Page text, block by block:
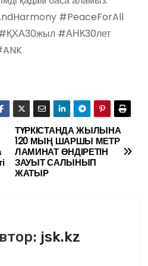
#PeaceForAll
#АНК30лет
ТҮРКІСТАНДА ЖЫЛЫНА
120 МЫҢ ШАРШЫ МЕТР
ЛАМИНАТ ӨНДІРЕТІН
ЗАУЫТ САЛЫНЫП
ЖАТЫР
jsk.kz